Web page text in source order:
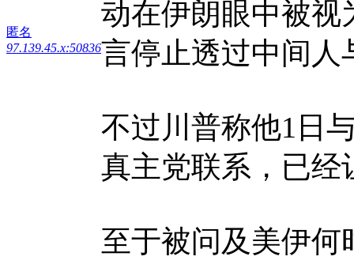
匿名
97.139.45.x:50836
动在伊朗眼中被视
言停止透过中间人
不过川普称他1日
真主党联系，已经
至于被问及美伊何